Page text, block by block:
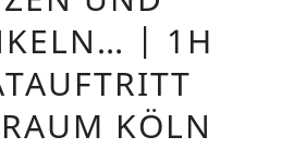
| 1H
KÖLN